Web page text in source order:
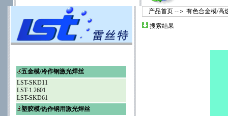
产品首页 --＞ 有色合金模/高
搜索结果
五金模/冷作钢激光焊丝
LST-SKD11
LST-1.2601
LST-SKD61
塑胶模/热作钢用激光焊丝